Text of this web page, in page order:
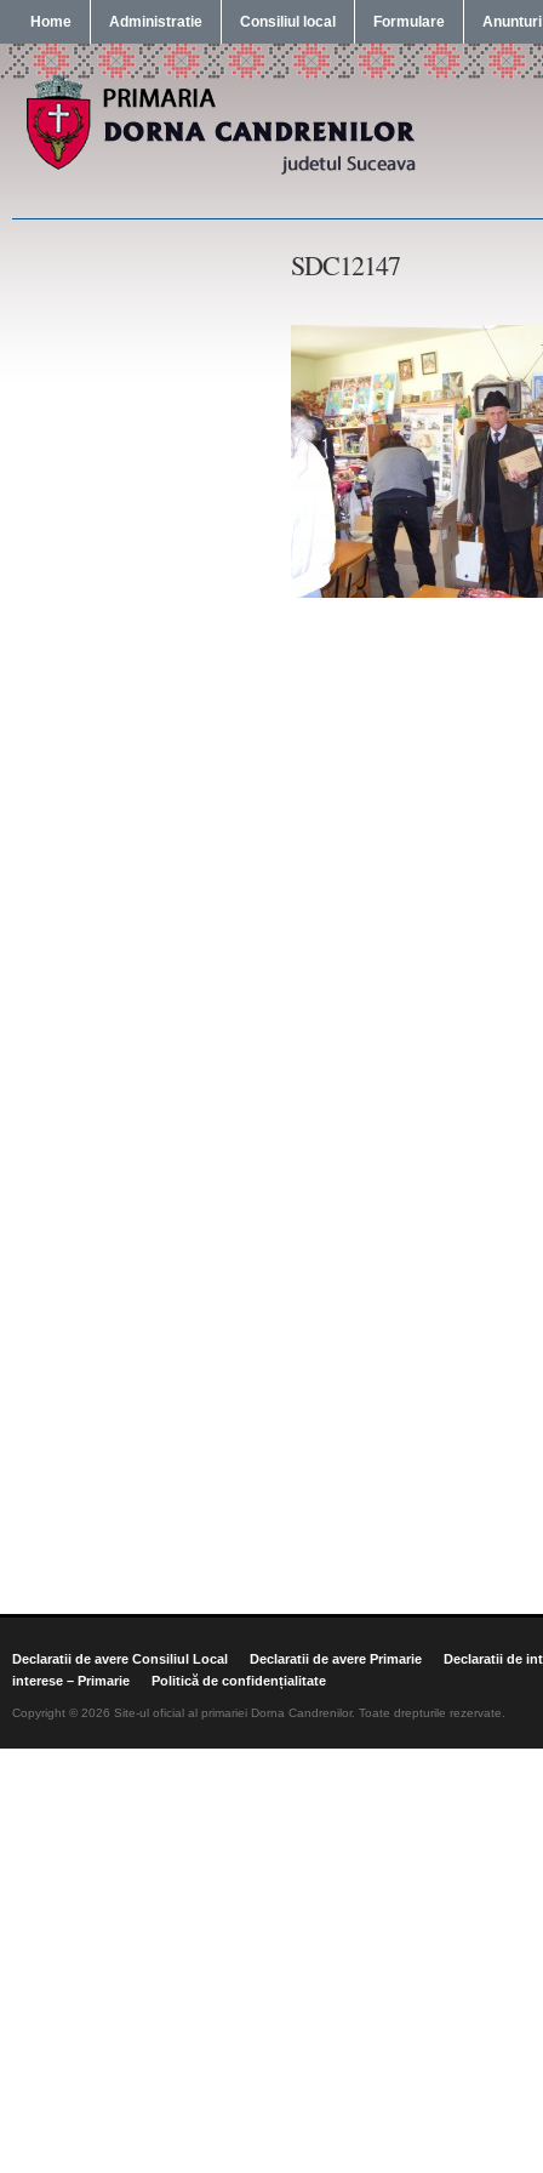
Home Administratie Consiliul local Formulare Anunturi
SDC12147
Declaratii de avere Consiliul Local Declaratii de avere Primarie
Declaratii de
interese – Primarie
Politică de confidențialitate
Copyright © 2026 Site-ul oficial al primariei Dorna Candrenilor. Toate drepturile rezervate.